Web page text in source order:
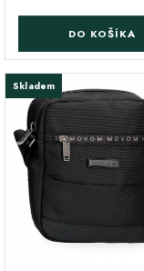
DO KOŠÍKA
Skladem